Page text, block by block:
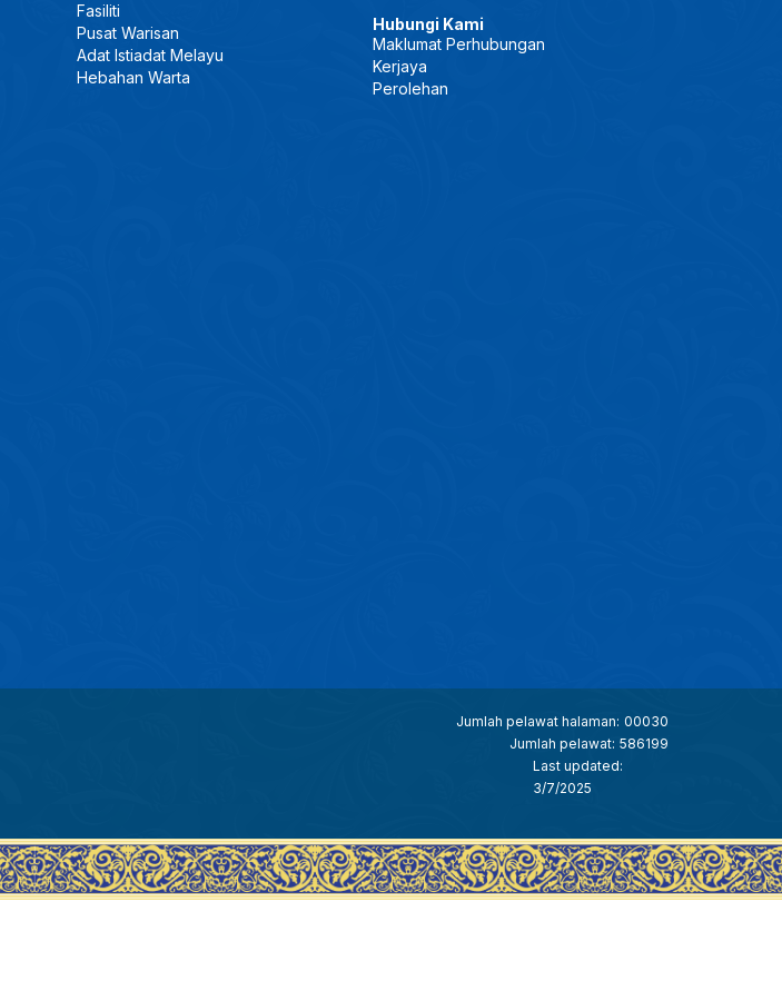
Fasiliti
Pusat Warisan
Adat Istiadat Melayu
Hebahan Warta
Hubungi Kami
Maklumat Perhubungan
Kerjaya
Perolehan
Jumlah pelawat halaman: 00030
Jumlah pelawat: 586199
Last updated:
3/7/2025